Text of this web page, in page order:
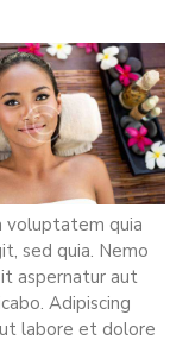
voluptatem quia
sed quia. Nemo
aspernatur aut
Adipiscing
labore et dolore